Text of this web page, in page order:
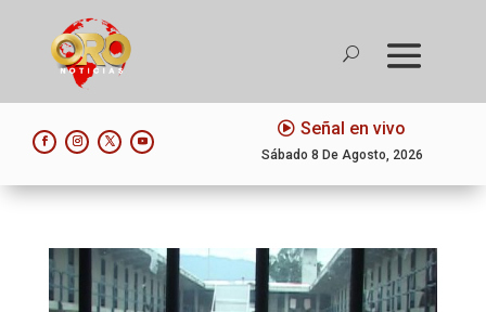
Señal en vivo
Sábado 8 De Agosto, 2026